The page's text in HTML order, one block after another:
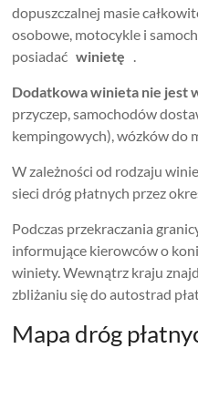
dopuszczalnej masie
osobowe, motocykle i
posiadaćwinietę .
Dodatkowa winieta nie jest
przyczep, samochodów
kempingowych), wózków do
W zależności od rodzaju
sieci dróg płatnych przez
Podczas przekraczania
informujące kierowców o
winiety. Wewnątrz kraju
zbliżaniu się do autostrad
Mapa dróg